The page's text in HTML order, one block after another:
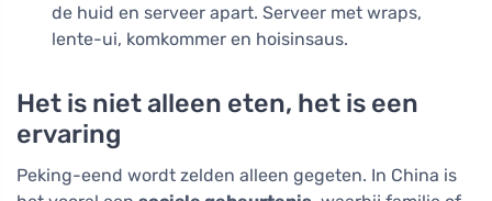
de huid en serveer apart. Serveer met wraps,
lente-ui, komkommer en hoisinsaus.
Het is niet alleen eten, het is een
ervaring
Peking-eend wordt zelden alleen gegeten. In China is